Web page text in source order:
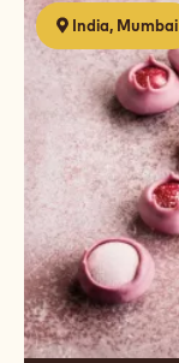
India, Mumbai
Master
Class